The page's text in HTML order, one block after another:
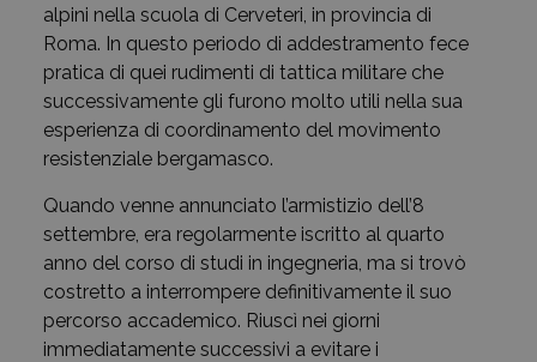
alpini nella scuola di Cerveteri, in provincia di
Roma. In questo periodo di addestramento fece
pratica di quei rudimenti di tattica militare che
successivamente gli furono molto utili nella sua
esperienza di coordinamento del movimento
resistenziale bergamasco.
Quando venne annunciato l’armistizio dell’8
settembre, era regolarmente iscritto al quarto
anno del corso di studi in ingegneria, ma si trovò
costretto a interrompere definitivamente il suo
percorso accademico. Riuscì nei giorni
immediatamente successivi a evitare i